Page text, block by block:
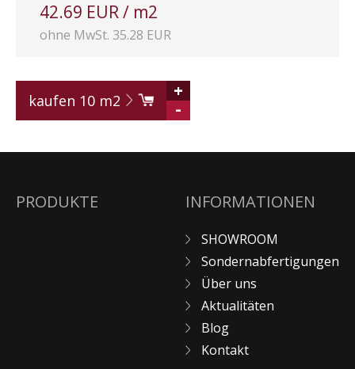
42.69 EUR / m2
ohne MwSt. 35.28 EUR
kaufen 10 m2
+
-
PRODUKTE INFORMATIONEN
SHOWROOM
Sondernabfertigungen
Über uns
Aktualitäten
Blog
Kontakt